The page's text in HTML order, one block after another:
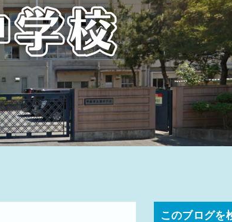
このブログを